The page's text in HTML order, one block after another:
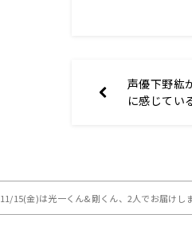
声優下野紘
に感じてい
11/15(金)は光一くん&剛くん、2人でお届けし